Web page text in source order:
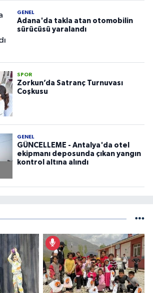
GENEL
Adana'da takla atan otomobilin
sürücüsü yaralandı
SPOR
Zorkun’da Satranç Turnuvası
Coşkusu
GENEL
GÜNCELLEME - Antalya'da otel
ekipmanı deposunda çıkan yangın
kontrol altına alındı